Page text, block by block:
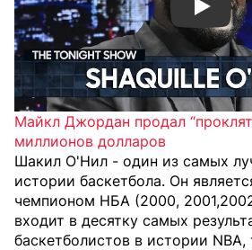
Майкл Джордан продал
миллионов долларов
Шакил О'Нил - один из самых
истории баскетбола. Он
чемпионом НБА (2000,
входит в десятку самых
баскетболистов в истории